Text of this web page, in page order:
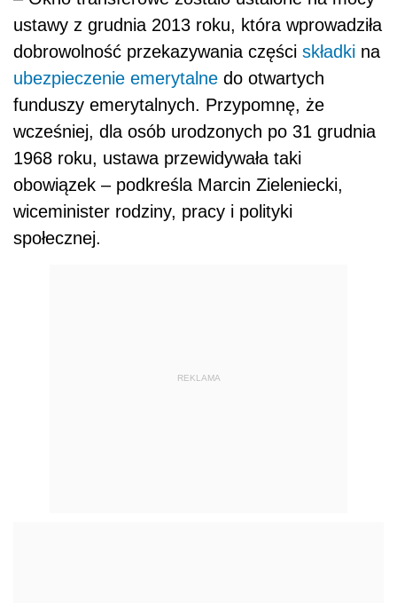
ustawy z grudnia 2013 roku, która wprowadziła
dobrowolność przekazywania części składki na
ubezpieczenie emerytalne do otwartych
funduszy emerytalnych. Przypomnę, że
wcześniej, dla osób urodzonych po 31 grudnia
1968 roku, ustawa przewidywała taki
obowiązek – podkreśla Marcin Zieleniecki,
wiceminister rodziny, pracy i polityki
społecznej.
REKLAMA